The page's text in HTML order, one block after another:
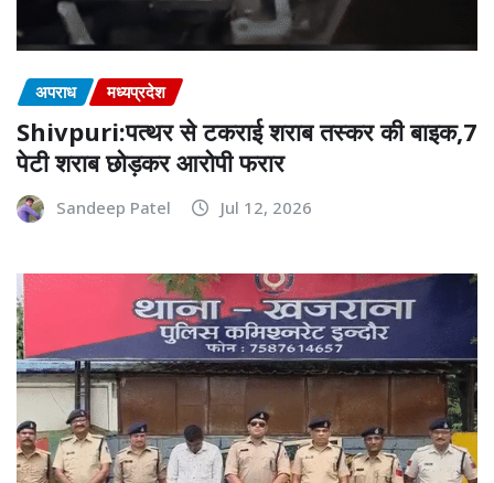
अपराध मध्यप्रदेश
Shivpuri:पत्थर से टकराई शराब तस्कर की बाइक,7
पेटी शराब छोड़कर आरोपी फरार
Sandeep Patel Jul 12, 2026